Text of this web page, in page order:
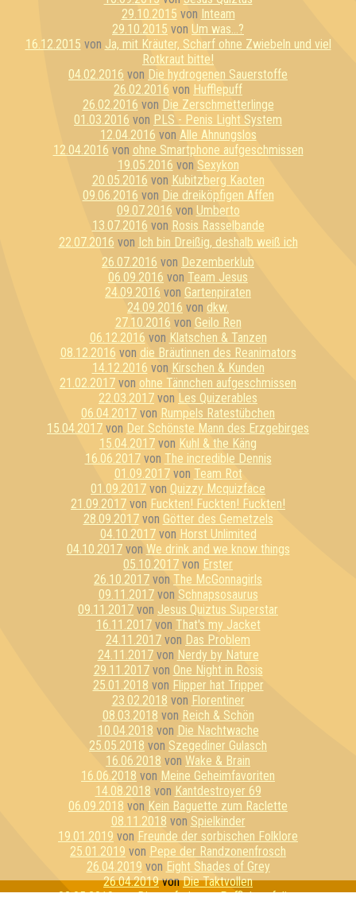
29.10.2015 von Inteam
29.10.2015 von Um was...?
16.12.2015 von Ja, mit Kräuter, Scharf ohne Zwiebeln und viel
Rotkraut bitte!
04.02.2016 von Die hydrogenen Sauerstoffe
26.02.2016 von Hufflepuff
26.02.2016 von Die Zerschmetterlinge
01.03.2016 von PLS - Penis Light System
12.04.2016 von Alle Ahnungslos
12.04.2016 von ohne Smartphone aufgeschmissen
19.05.2016 von Sexykon
20.05.2016 von Kubitzberg Kaoten
09.06.2016 von Die dreiköpfigen Affen
09.07.2016 von Umberto
13.07.2016 von Rosis Rasselbande
22.07.2016 von Ich bin Dreißig, deshalb weiß ich
26.07.2016 von Dezemberklub
06.09.2016 von Team Jesus
24.09.2016 von Gartenpiraten
24.09.2016 von dkw.
27.10.2016 von Geilo Ren
06.12.2016 von Klatschen & Tanzen
08.12.2016 von die Bräutinnen des Reanimators
14.12.2016 von Kirschen & Kunden
21.02.2017 von ohne Tännchen aufgeschmissen
22.03.2017 von Les Quizerables
06.04.2017 von Rumpels Ratestübchen
15.04.2017 von Der Schönste Mann des Erzgebirges
15.04.2017 von Kuhl & the Käng
16.06.2017von The incredible Dennis
01.09.2017von Team Rot
01.09.2017 von Quizzy Mcquizface
21.09.2017 von Fuckten! Fuckten! Fuckten!
28.09.2017von Götter des Gemetzels
04.10.2017von Horst Unlimited
04.10.2017von We drink and we know things
05.10.2017 von Erster
26.10.2017 von The McGonnagirls
09.11.2017von Schnapsosaurus
09.11.2017 von Jesus Quiztus Superstar
16.11.2017von That's my Jacket
24.11.2017 von Das Problem
24.11.2017von Nerdy by Nature
29.11.2017von One Night in Rosis
25.01.2018 von Flipper hat Tripper
23.02.2018 von Florentiner
08.03.2018 von Reich & Schön
10.04.2018 von Die Nachtwache
25.05.2018 von Szegediner Gulasch
16.06.2018 von Wake & Brain
16.06.2018 von Meine Geheimfavoriten
14.08.2018 von Kantdestroyer 69
06.09.2018 von Kein Baguette zum Raclette
08.11.2018 von Spielkinder
19.01.2019 von Freunde der sorbischen Folklore
25.01.2019 von Pepe der Randzonenfrosch
26.04.2019 von Eight Shades of Grey
26.04.2019vonDie Taktvollen
02.05.2019vonDie perforierten Pufflolsterfolien